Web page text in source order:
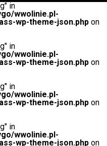
in
wwolinie.pl-
wp-theme-json.php on
in
wwolinie.pl-
wp-theme-json.php on
in
wwolinie.pl-
wp-theme-json.php on
in
wwolinie.pl-
wp-theme-json.php on